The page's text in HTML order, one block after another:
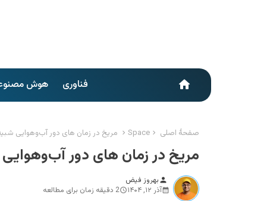
home فناوری هوش
صفحهٔ اصلی Space مریخ در زمان های دور آب‌وهوایی
مریخ در زمان های دور
person بهروز فیض
آذر ۱۲, ۱۴۰۴
2 دقیقه زمان برای مطالعه